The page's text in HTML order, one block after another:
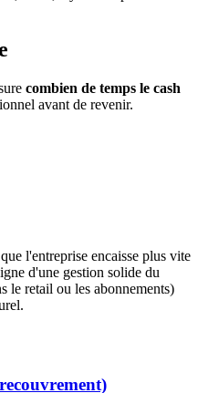
combien de temps le cash
avant de revenir.
l'entreprise encaisse plus vite
d'une gestion solide du
le retail ou les abonnements)